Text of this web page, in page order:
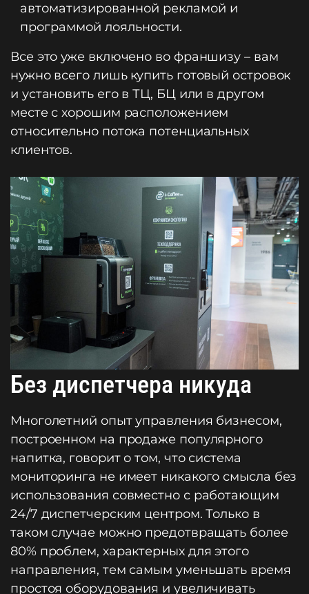
автоматизированной рекламой и
программой лояльности.
Все это уже включено во франшизу – вам
нужно всего лишь купить готовый островок
и установить его в ТЦ, БЦ или в другом
месте с хорошим расположением
относительно потока потенциальных
клиентов.
Без диспетчера никуда
Многолетний опыт управления бизнесом,
построенном на продаже популярного
напитка, говорит о том, что система
мониторинга не имеет никакого смысла без
использования совместно с работающим
24/7 диспетчерским центром. Только в
таком случае можно предотвращать более
80% проблем, характерных для этого
направления, тем самым уменьшать время
простоя оборудования и увеличивать